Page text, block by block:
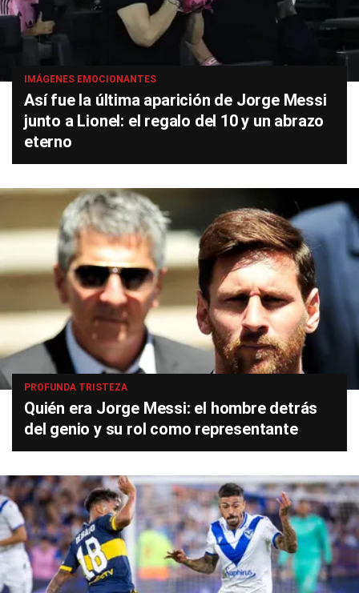
IMÁGENES EMOCIONANTES
Así fue la última aparición de Jorge Messi
junto a Lionel: el regalo del 10 y un abrazo
eterno
PROFUNDA TRISTEZA
Quién era Jorge Messi: el hombre detrás
del genio y su rol como representante